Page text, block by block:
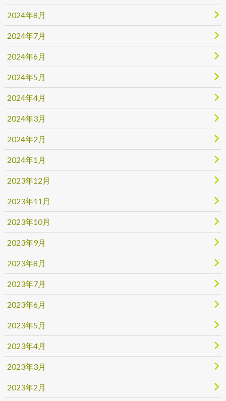
2024年8月
2024年7月
2024年6月
2024年5月
2024年4月
2024年3月
2024年2月
2024年1月
2023年12月
2023年11月
2023年10月
2023年9月
2023年8月
2023年7月
2023年6月
2023年5月
2023年4月
2023年3月
2023年2月